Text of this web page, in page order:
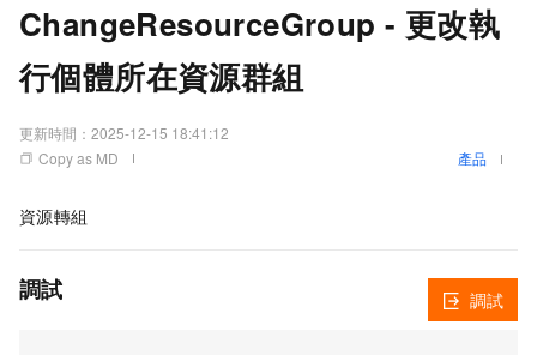
ChangeResourceGroup - 更改執
行個體所在資源群組
更新時間： 2025-12-15 18:41:12
Copy as MD
產品
資源轉組
調試 調試